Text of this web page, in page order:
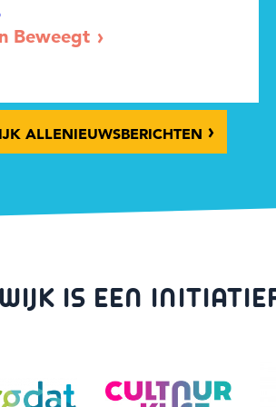
Beweegt
ALLENIEUWSBERICHTEN
IS EEN